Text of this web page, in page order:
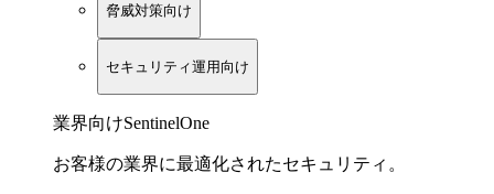
脅威対策向け
セキュリティ運用向け
業界向けSentinelOne
お客様の業界に最適化されたセキュリティ。